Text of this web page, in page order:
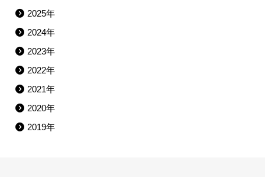
2025年
2024年
2023年
2022年
2021年
2020年
2019年